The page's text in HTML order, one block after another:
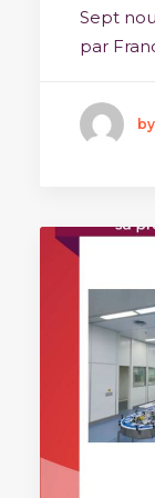
Sept
par